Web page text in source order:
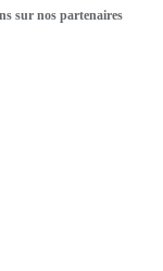
sur nos partenaires